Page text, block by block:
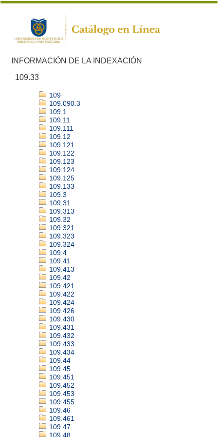
INFORMACIÓN DE LA INDEXACIÓN
109.33
109
109.090.3
109.1
109.11
109.111
109.12
109.121
109.122
109.123
109.124
109.125
109.133
109.3
109.31
109.313
109.32
109.321
109.323
109.324
109.4
109.41
109.413
109.42
109.421
109.422
109.424
109.426
109.430
109.431
109.432
109.433
109.434
109.44
109.45
109.451
109.452
109.453
109.455
109.46
109.461
109.47
109.48